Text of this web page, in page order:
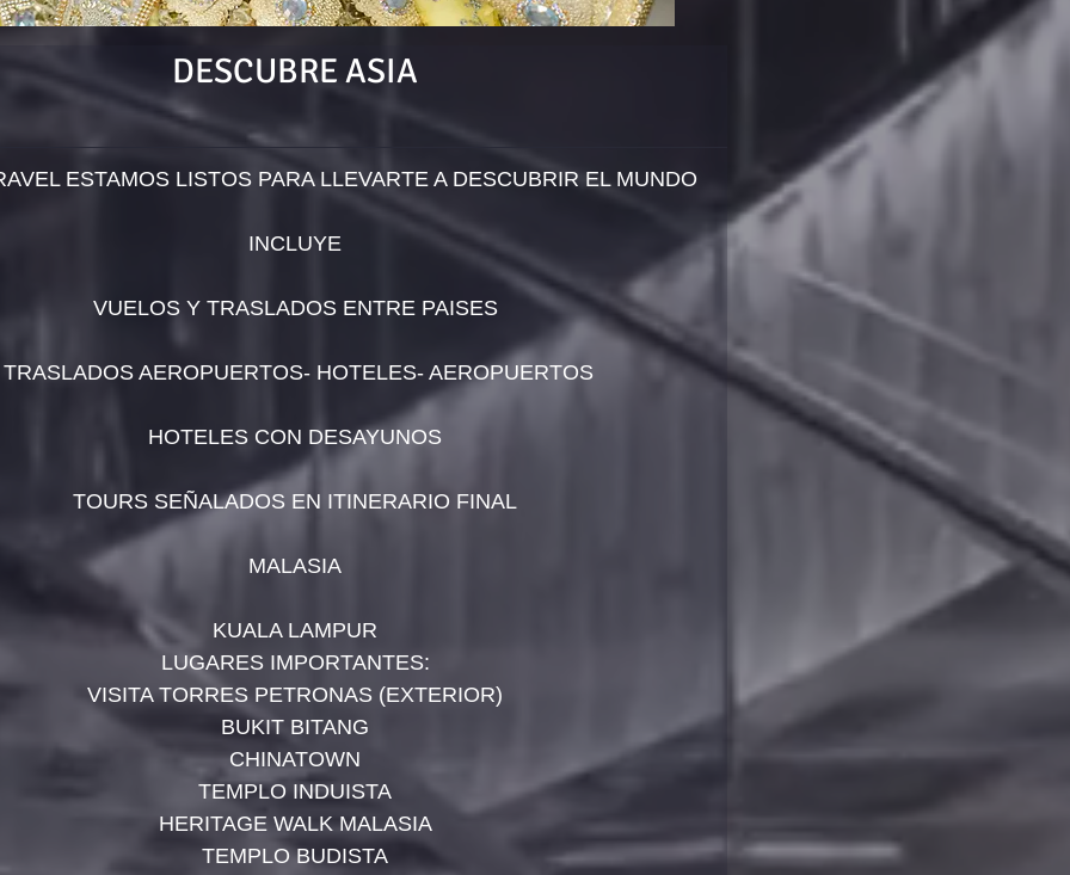
DESCUBRE ASIA
ESTAMOS LISTOS PARA LLEVARTE A DESCUBRIR EL MUNDO
INCLUYE
VUELOS Y TRASLADOS ENTRE PAISES
AEROPUERTOS- HOTELES- AEROPUERTOS
HOTELES CON DESAYUNOS
TOURS SEÑALADOS EN ITINERARIO FINAL
MALASIA
KUALA LAMPUR
LUGARES IMPORTANTES:
VISITA TORRES PETRONAS (EXTERIOR)
BUKIT BITANG
CHINATOWN
TEMPLO INDUISTA
HERITAGE WALK MALASIA
TEMPLO BUDISTA